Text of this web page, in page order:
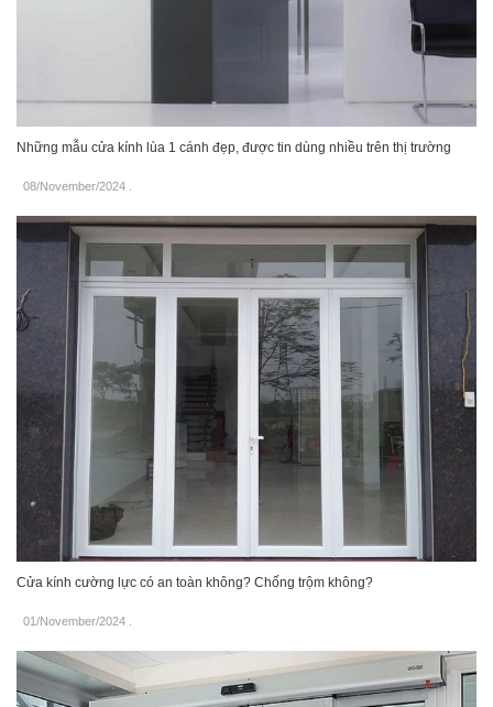
Những mẫu cửa kính lùa 1 cánh đẹp, được tin dùng nhiều trên thị trường
08/November/2024 .
Cửa kính cường lực có an toàn không? Chống trộm không?
01/November/2024